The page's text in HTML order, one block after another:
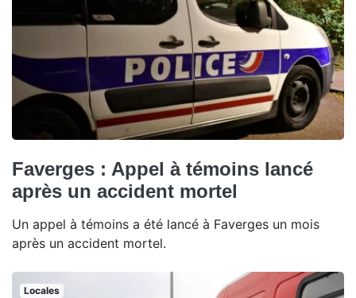
Faverges : Appel à témoins lancé
après un accident mortel
Un appel à témoins a été lancé à Faverges un mois
après un accident mortel.
Locales